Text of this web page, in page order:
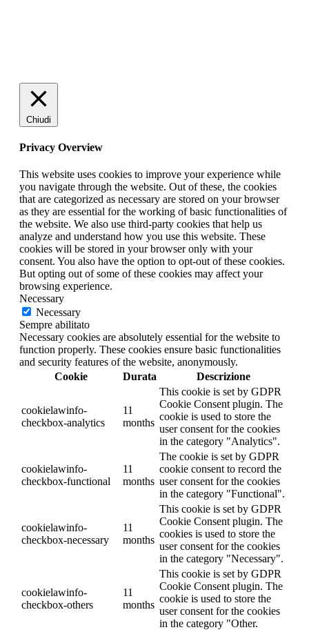
Chiudi
Privacy Overview
This website uses cookies to improve your experience while
you navigate through the website. Out of these, the cookies
that are categorized as necessary are stored on your browser
as they are essential for the working of basic functionalities of
the website. We also use third-party cookies that help us
analyze and understand how you use this website. These
cookies will be stored in your browser only with your
consent. You also have the option to opt-out of these cookies.
But opting out of some of these cookies may affect your
browsing experience.
Necessary
Necessary
Sempre abilitato
Necessary cookies are absolutely essential for the website to
function properly. These cookies ensure basic functionalities
and security features of the website, anonymously.
Cookie
Durata Descrizione
cookielawinfo-
checkbox-analytics
11
months
This cookie is set by GDPR
Cookie Consent plugin. The
cookie is used to store the
user consent for the cookies
in the category "Analytics".
cookielawinfo-
checkbox-functional
11
months
The cookie is set by GDPR
cookie consent to record the
user consent for the cookies
in the category "Functional".
cookielawinfo-
checkbox-necessary
11
months
This cookie is set by GDPR
Cookie Consent plugin. The
cookies is used to store the
user consent for the cookies
in the category "Necessary".
cookielawinfo-
checkbox-others
11
months
This cookie is set by GDPR
Cookie Consent plugin. The
cookie is used to store the
user consent for the cookies
in the category "Other.